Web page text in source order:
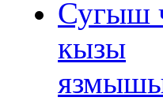
Сугыш
кызы